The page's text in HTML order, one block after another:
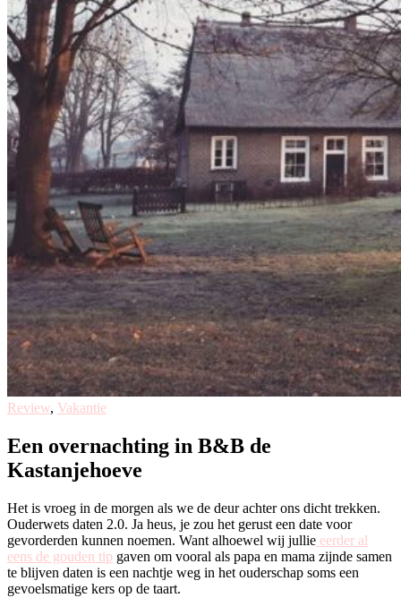
Review, Vakantie
Een overnachting in B&B de
Kastanjehoeve
Het is vroeg in de morgen als we de deur achter ons dicht trekken.
Ouderwets daten 2.0. Ja heus, je zou het gerust een date voor
gevorderden kunnen noemen. Want alhoewel wij jullie eerder al
eens de gouden tip gaven om vooral als papa en mama zijnde samen
te blijven daten is een nachtje weg in het ouderschap soms een
gevoelsmatige kers op de taart.